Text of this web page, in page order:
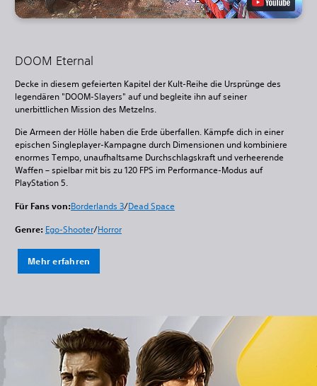
DOOM Eternal
Decke in diesem gefeierten Kapitel der Kult-Reihe die Ursprünge des
legendären "DOOM-Slayers" auf und begleite ihn auf seiner
unerbittlichen Mission des Metzelns.
Die Armeen der Hölle haben die Erde überfallen. Kämpfe dich in einer
epischen Singleplayer-Kampagne durch Dimensionen und kombiniere
enormes Tempo, unaufhaltsame Durchschlagskraft und verheerende
Waffen – spielbar mit bis zu 120 FPS im Performance-Modus auf
PlayStation 5.
Für Fans von:Borderlands 3/Dead Space
Genre: Ego-Shooter/Horror
Mehr erfahren